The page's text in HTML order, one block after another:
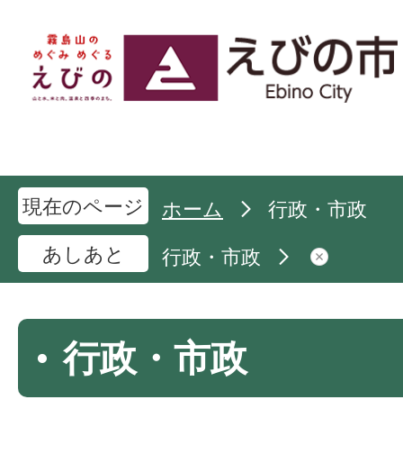
現在のページ ホーム
行政・市政
あしあと
行政・市政
行政・市政